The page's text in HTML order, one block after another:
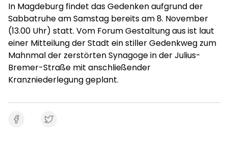
In Magdeburg findet das Gedenken aufgrund der
Sabbatruhe am Samstag bereits am 8. November
(13.00 Uhr) statt. Vom Forum Gestaltung aus ist laut
einer Mitteilung der Stadt ein stiller Gedenkweg zum
Mahnmal der zerstörten Synagoge in der Julius-
Bremer-Straße mit anschließender
Kranzniederlegung geplant.